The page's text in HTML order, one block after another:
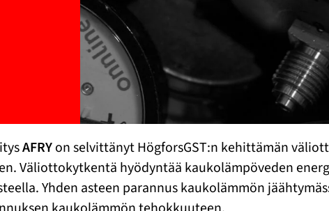
AFRYon selvittänyt HögforsGST:n kehittämän
Väliottokytkentä hyödyntää kaukolämpöveden
Yhden asteen parannus kaukolämmön